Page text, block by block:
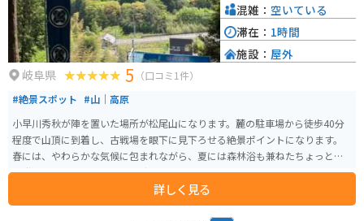
岐阜県 5 （口コミ1件）
#絶景スポット #山｜高原
小早川秀秋が陣を置いた場所が松尾山になります。麓の駐車場から徒歩40分
程度で山頂に到着し、古戦場を眼下に見下ろせる絶景ポイントになります。
春には、やわらかな気候に包まれながら、夏には森林浴も兼ねたちょっとし
た登山気分を味わいながら、秋であれば色づいた木々とさわやかな風の中、
ハイキングができます。冬には、雪化粧をした関ケ原古戦場を一望できます。
四季折々の風景を、関ケ原の中で最も深く感じることのできる場所です。
詳しく見る
混雑： 空いている
滞在： 1時間
施設： 屋外